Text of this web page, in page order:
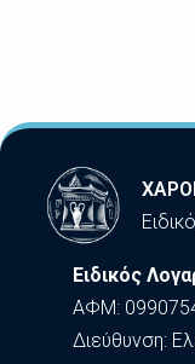
Ειδικός
ΑΦΜ:
Διεύθυνση: